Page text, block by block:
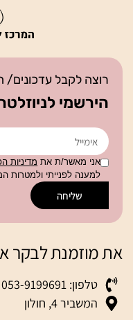
רוצה לקבל
הירשמי
אני מאשר/ת את מדיניות
למענה לפנייתי ולמטרות
שליחה
את מוזמנת לבקר
טלפון: 053-9199691
המשביר 4, חולון